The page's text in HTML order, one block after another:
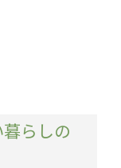
らしの